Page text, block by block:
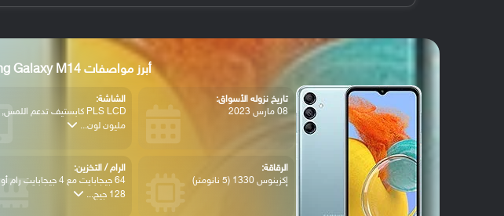
أبرز مواصفات Samsung Galaxy M14
تاريخ نزوله الأسواق:
08 مارس 2023
الشاشة:
مليون لون...
الرقاقة:
إكزينوس 1330 (5 نانومتر)
الرام / التخزين:
64 جيجابايت مع 4 جيجابايت رام أو
128 جيج...